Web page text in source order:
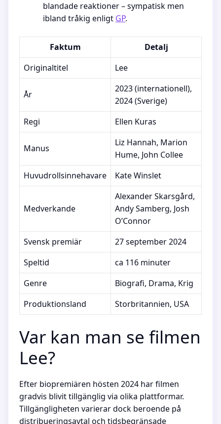
blandade reaktioner – sympatisk men
ibland tråkig enligt GP.
Faktum
Detalj
Originaltitel
Lee
År
2023 (internationell),
2024 (Sverige)
Regi
Ellen Kuras
Manus
Liz Hannah, Marion
Hume, John Collee
Huvudrollsinnehavare
Kate Winslet
Medverkande
Alexander Skarsgård,
Andy Samberg, Josh
O’Connor
Svensk premiär
27 september 2024
Speltid
ca 116 minuter
Genre
Biografi, Drama, Krig
Produktionsland
Storbritannien, USA
Var kan man se filmen
Lee?
Efter biopremiären hösten 2024 har filmen
gradvis blivit tillgänglig via olika plattformar.
Tillgängligheten varierar dock beroende på
distribueringsavtal och tidsbegränsade